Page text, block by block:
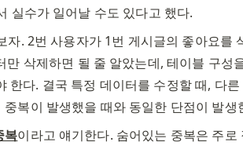
실수가 일어날 수도 있다고 했다.
자. 2번 사용자가 1번 게시글의 좋아요를
만 삭제하면 될 줄 알았는데, 테이블 구성
한다. 결국 특정 데이터를 수정할 때, 다
복이 발생했을 때와 동일한 단점이 발
복이라고 얘기한다. 숨어있는 중복은 주로